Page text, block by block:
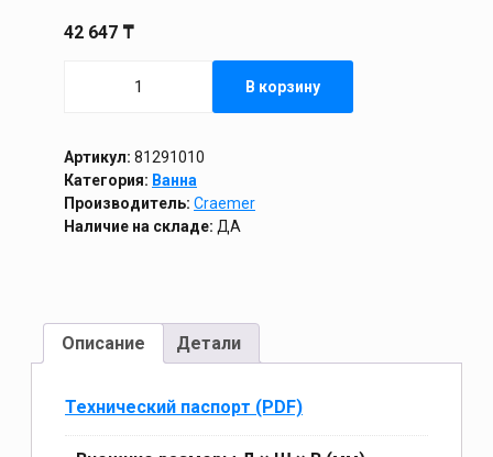
42 647 ₸
со
сливным
отверстием
и
пробкой
В корзину
Артикул: 81291010
Категория: Ванна
Производитель: Craemer
Наличие на складе: ДА
Описание Детали
Технический паспорт (PDF)